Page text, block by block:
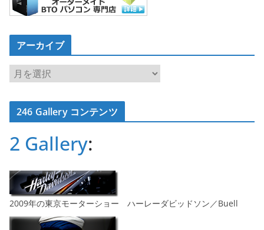
アーカイブ
ア
ー
カ
イ246 Gallery コンテンツ
2 Gallery:
2009年の東京モーターショー ハーレーダビッドソン／Buell